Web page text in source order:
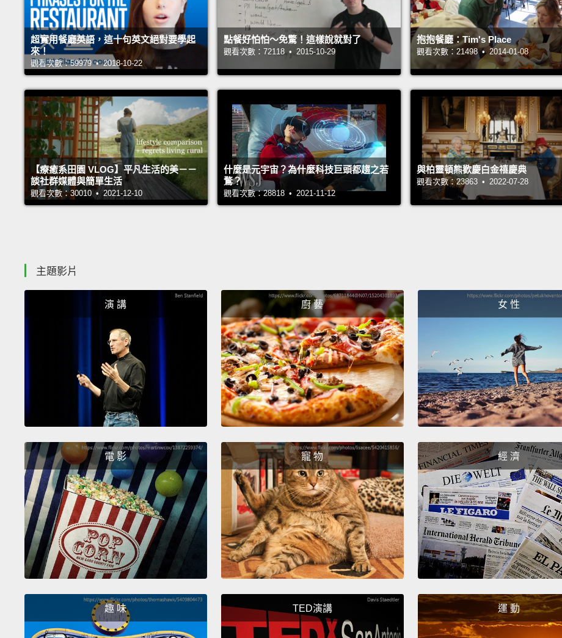
條。
I'm
gonna go
no.
我跟你說
十、回來
Hi, guys.
嗨，各位
Yes, I
我不但有
Your
forgot
你的開胃
If you
如果你跟
我就慢慢
Are you
the rest
你吃完了
I'm
really,
我是跟你
今天就是
超實用餐廳英語，這十句英文絕對要學起
來！
觀看次數：59979 • 2018-10-22
點餐好怕怕～免驚！這樣說就對了
觀看次數：72118 • 2015-10-29
抱抱餐廳：Tim's Place
觀看次數：21498 • 2014-01-08
【療癒系田園 VLOG】平凡生活的美－－
談社群媒體與簡單生活
觀看次數：30010 • 2021-12-10
什麼是元宇宙？為什麼科技巨頭都趨之若
鶩？
觀看次數：28818 • 2021-11-12
與柏靈頓熊歡慶白金禧慶典
觀看次數：23863 • 2022-07-28
主題影片
演 講 廚 藝 女 性
電 影 寵 物 經 濟
趣 味 TED演講 運 動